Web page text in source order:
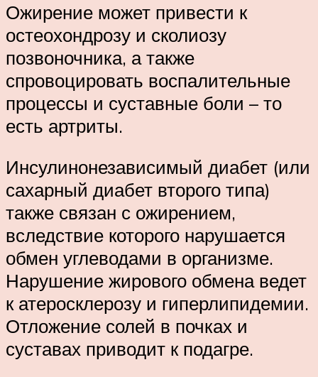
Ожирение может привести к
остеохондрозу и сколиозу
позвоночника, а также
спровоцировать воспалительные
процессы и суставные боли – то
есть артриты.
Инсулинонезависимый диабет (или
сахарный диабет второго типа)
также связан с ожирением,
вследствие которого нарушается
обмен углеводами в организме.
Нарушение жирового обмена ведет
к атеросклерозу и гиперлипидемии.
Отложение солей в почках и
суставах приводит к подагре.